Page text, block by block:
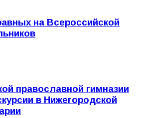
на Всероссийской
православной гимназии
в Нижегородской